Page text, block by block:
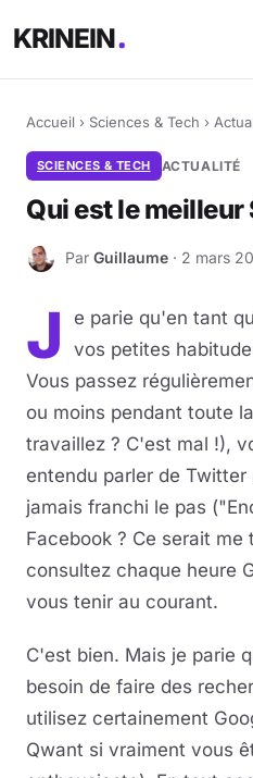
KRINEIN
Accueil › Sciences & Tech ›
SCIENCES & TECH ACTUALITÉ
Qui est le meilleur
G Par Guillaume · 2 mars
J
e parie qu'en tant
vos petites
Vous passez
ou moins pendant toute
travaillez ? C'est mal !),
entendu parler de
jamais franchi le pas
Facebook ? Ce serait
consultez chaque heure
vous tenir au courant.
C'est bien. Mais je parie
besoin de faire des
utilisez certainement
Qwant si vraiment vous